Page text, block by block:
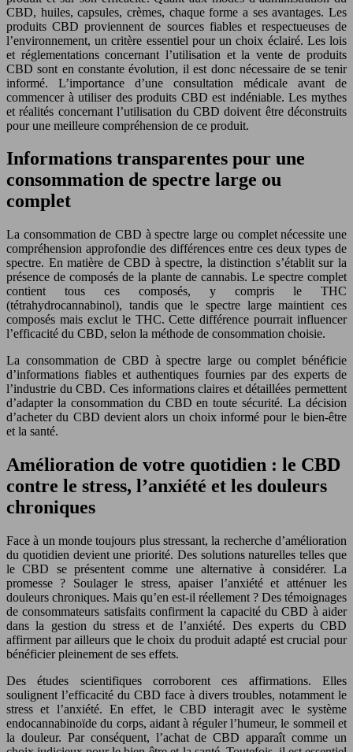
CBD, huiles, capsules, crèmes, chaque forme a ses avantages. Les
produits CBD proviennent de sources fiables et respectueuses de
l’environnement, un critère essentiel pour un choix éclairé. Les lois
et réglementations concernant l’utilisation et la vente de produits
CBD sont en constante évolution, il est donc nécessaire de se tenir
informé. L’importance d’une consultation médicale avant de
commencer à utiliser des produits CBD est indéniable. Les mythes
et réalités concernant l’utilisation du CBD doivent être déconstruits
pour une meilleure compréhension de ce produit.
Informations transparentes pour une
consommation de spectre large ou
complet
La consommation de CBD à spectre large ou complet nécessite une
compréhension approfondie des différences entre ces deux types de
spectre. En matière de CBD à spectre, la distinction s’établit sur la
présence de composés de la plante de cannabis. Le spectre complet
contient tous ces composés, y compris le THC
(tétrahydrocannabinol), tandis que le spectre large maintient ces
composés mais exclut le THC. Cette différence pourrait influencer
l’efficacité du CBD, selon la méthode de consommation choisie.
La consommation de CBD à spectre large ou complet bénéficie
d’informations fiables et authentiques fournies par des experts de
l’industrie du CBD. Ces informations claires et détaillées permettent
d’adapter la consommation du CBD en toute sécurité. La décision
d’acheter du CBD devient alors un choix informé pour le bien-être
et la santé.
Amélioration de votre quotidien : le CBD
contre le stress, l’anxiété et les douleurs
chroniques
Face à un monde toujours plus stressant, la recherche d’amélioration
du quotidien devient une priorité. Des solutions naturelles telles que
le CBD se présentent comme une alternative à considérer. La
promesse ? Soulager le stress, apaiser l’anxiété et atténuer les
douleurs chroniques. Mais qu’en est-il réellement ? Des témoignages
de consommateurs satisfaits confirment la capacité du CBD à aider
dans la gestion du stress et de l’anxiété. Des experts du CBD
affirment par ailleurs que le choix du produit adapté est crucial pour
bénéficier pleinement de ses effets.
Des études scientifiques corroborent ces affirmations. Elles
soulignent l’efficacité du CBD face à divers troubles, notamment le
stress et l’anxiété. En effet, le CBD interagit avec le système
endocannabinoïde du corps, aidant à réguler l’humeur, le sommeil et
la douleur. Par conséquent, l’achat de CBD apparaît comme un